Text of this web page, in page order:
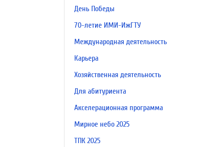
День Победы
70-летие ИМИ-ИжГТУ
Международная деятельность
Карьера
Хозяйственная деятельность
Для абитуриента
Акселерационная программа
Мирное небо 2025
ТПК 2025